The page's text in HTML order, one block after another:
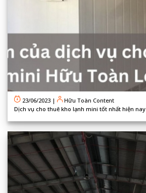
23/06/2023 |
Hữu Toàn Content
Dịch vụ cho thuê kho lạnh mini tốt nhất hiện nay